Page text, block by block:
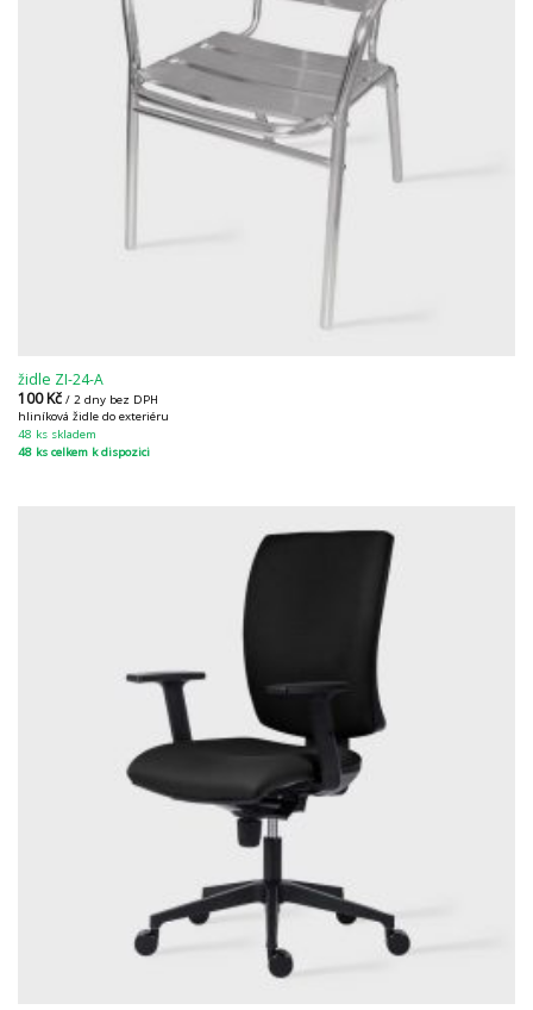
židle ZI-24-A
100Kč / 2 dny bez DPH
hliníková židle do exteriéru
48 ks skladem
48 ks celkem k dispozici